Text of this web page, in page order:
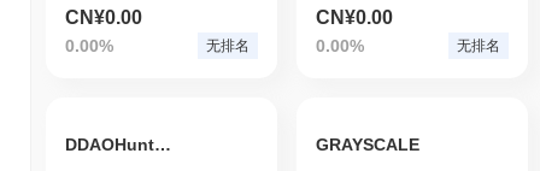
CN¥0.00
0.00% 无排名
CN¥0.00
0.00% 无排名
DDAOHunters GRAYSCALE